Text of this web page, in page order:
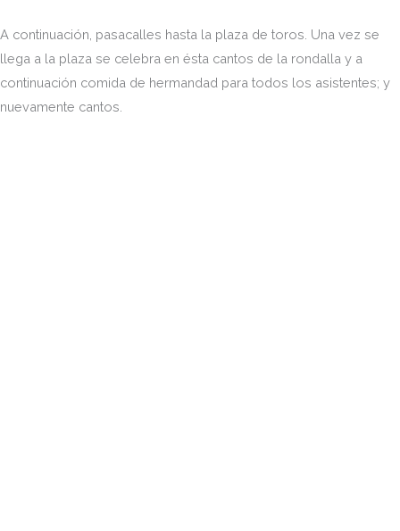
A continuación, pasacalles hasta la plaza de toros. Una vez se
llega a la plaza se celebra en ésta cantos de la rondalla y a
continuación comida de hermandad para todos los asistentes; y
nuevamente cantos.